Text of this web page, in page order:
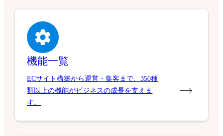
機能一覧
ECサイト構築から運営・集客まで、350種
類以上の機能がビジネスの成長を支えま
す。